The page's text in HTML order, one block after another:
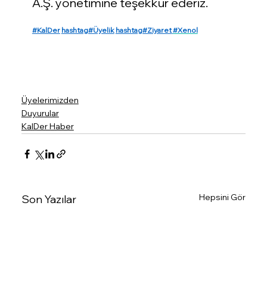
#KalDer hashtag#Üyelik hashtag#Ziyaret#Xenol
Üyelerimizden
Duyurular
KalDer Haber
Son Yazılar Hepsini Gör